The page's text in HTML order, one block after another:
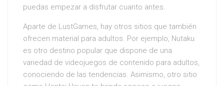
puedas empezar a disfrutar cuanto antes.
Aparte de LustGames, hay otros sitios que también
ofrecen material para adultos. Por ejemplo, Nutaku
es otro destino popular que dispone de una
variedad de videojuegos de contenido para adultos,
conociendo de las tendencias. Asimismo, otro sitio